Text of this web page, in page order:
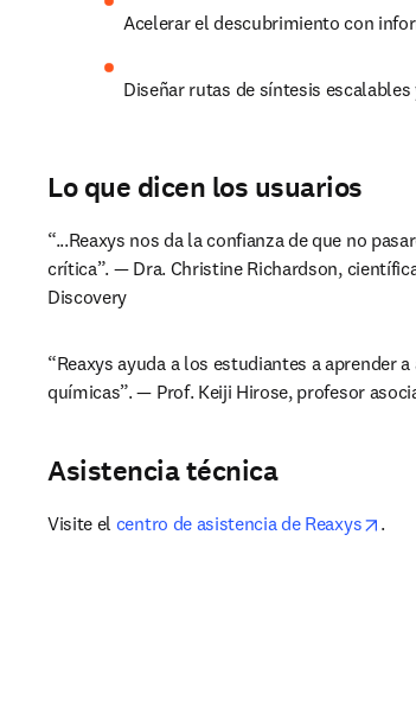
Acelerar el descubrimiento con
Diseñar rutas de síntesis
Lo que dicen los usuarios
“...Reaxys nos da la confianza de que no
crítica”. — Dra. Christine Richardson,
Discovery
“Reaxys ayuda a los estudiantes a aprender
químicas”. — Prof. Keiji Hirose, profesor
Asistencia técnica
Visite el centro de asistencia de Reaxys .